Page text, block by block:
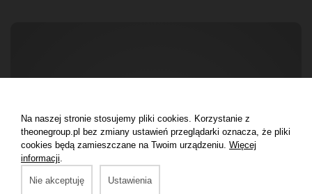
Na naszej stronie stosujemy pliki cookies. Korzystanie z
theonegroup.pl bez zmiany ustawień przeglądarki oznacza, że pliki
cookies będą zamieszczane na Twoim urządzeniu. Więcej
informacji
Nie akceptuję Ustawienia